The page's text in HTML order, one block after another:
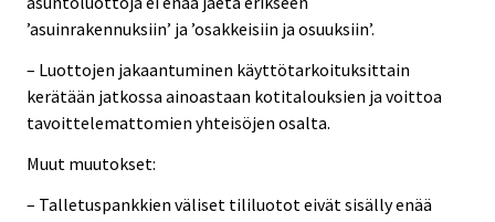
’asuinrakennuksiin’ ja ’osakkeisiin ja osuuksiin’.
– Luottojen jakaantuminen käyttötarkoituksittain
kerätään jatkossa ainoastaan kotitalouksien ja voittoa
tavoittelemattomien yhteisöjen osalta.
Muut muutokset:
– Talletuspankkien väliset tililuotot eivät sisälly enää